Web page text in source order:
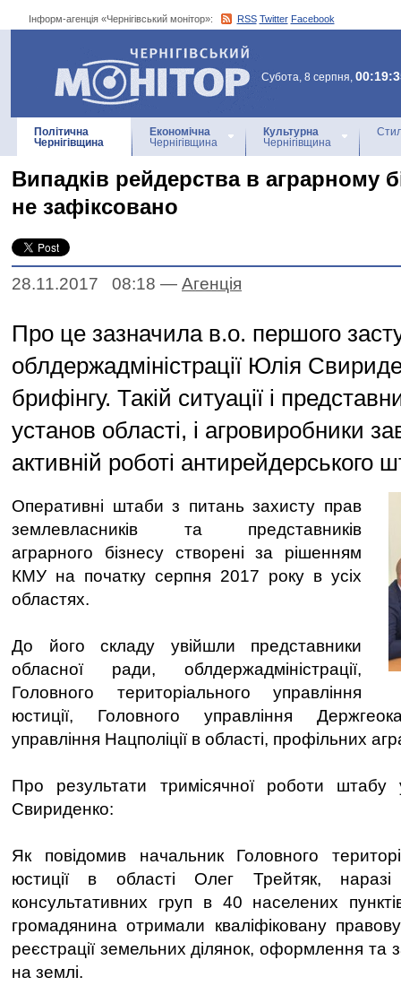
Інформ-агенція «Чернігівський монітор»: RSS Twitter Facebook
Інформ-агенція
«Чернігівський монітор»
Субота, 8 серпня,
Політична
Чернігівщина
Економічна
Чернігівщина
Культурна
Чернігівщина
Випадків рейдерства в аграрному
не зафіксовано
28.11.2017 08:18 — Агенцiя
Про це зазначила в.о. першого
облдержадміністрації Юлія
брифінгу. Такій ситуації і
установ області, і агровиробники
активній роботі антирейдерського
Оперативні штаби з питань захисту прав
землевласників та представників
аграрного бізнесу створені за рішенням
КМУ на початку серпня 2017 року в усіх
областях.
До його складу увійшли представники
обласної ради, облдержадміністрації,
Головного територіального управління
юстиції, Головного управління
управління Нацполіції в області, профільних
Про результати тримісячної роботи штабу
Свириденко:
Як повідомив начальник Головного
юстиції в області Олег Трейтяк, наразі
консультативних груп в 40 населених
громадянина отримали кваліфіковану
реєстрації земельних ділянок, оформлення та
на землі.